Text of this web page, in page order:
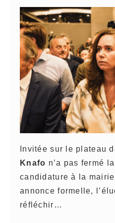
Invitée sur le plateau
Knafo n’a pas fermé
candidature à la
annonce formelle,
réfléchir…